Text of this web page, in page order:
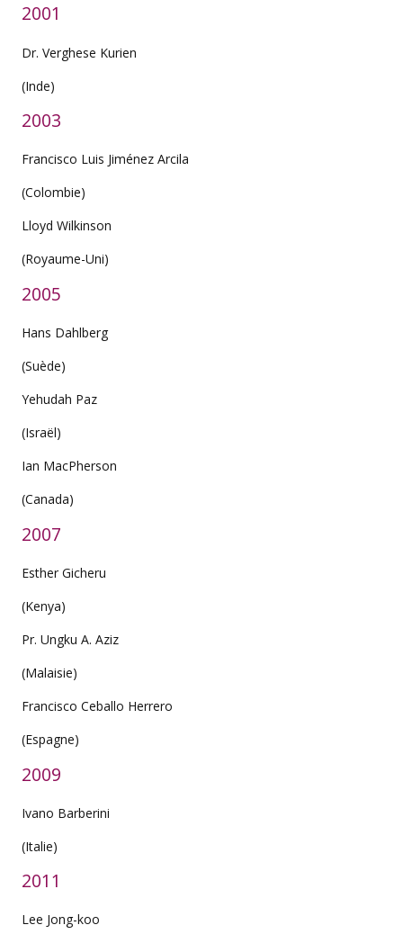
2001
Dr. Verghese Kurien
(Inde)
2003
Francisco Luis Jiménez Arcila
(Colombie)
Lloyd Wilkinson
(Royaume-Uni)
2005
Hans Dahlberg
(Suède)
Yehudah Paz
(Israël)
Ian MacPherson
(Canada)
2007
Esther Gicheru
(Kenya)
Pr. Ungku A. Aziz
(Malaisie)
Francisco Ceballo Herrero
(Espagne)
2009
Ivano Barberini
(Italie)
2011
Lee Jong-koo